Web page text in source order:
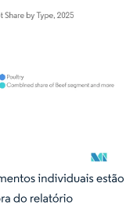
conforme CC BY 4.0.